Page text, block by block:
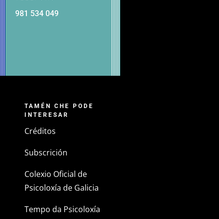
981 534 049
TAMÉN CHE PODE
INTERESAR
Créditos
Subscrición
Colexio Oficial de
Psicoloxía de Galicia
Tempo da Psicoloxía